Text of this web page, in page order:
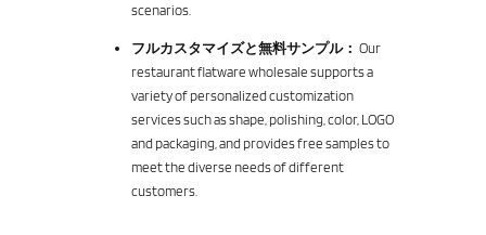
scenarios.
フルカスタマイズと無料サンプル： Our
restaurant flatware wholesale supports a
variety of personalized customization
services such as shape, polishing, color, LOGO
and packaging, and provides free samples to
meet the diverse needs of different
customers.